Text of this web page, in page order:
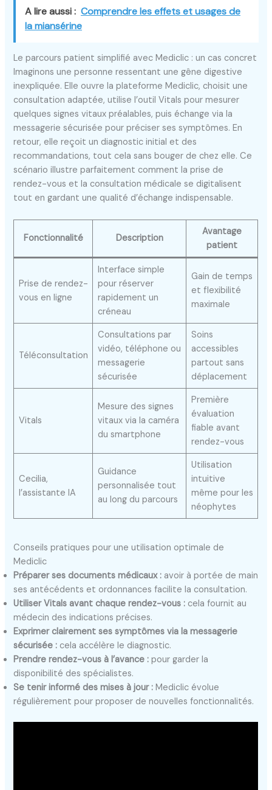
A lire aussi : Comprendre les effets et usages de
la miansérine
Le parcours patient simplifié avec Mediclic : un cas concret
Imaginons une personne ressentant une gêne digestive
inexpliquée. Elle ouvre la plateforme Mediclic, choisit une
consultation adaptée, utilise l’outil Vitals pour mesurer
quelques signes vitaux préalables, puis échange via la
messagerie sécurisée pour préciser ses symptômes. En
retour, elle reçoit un diagnostic initial et des
recommandations, tout cela sans bouger de chez elle. Ce
scénario illustre parfaitement comment la prise de
rendez-vous et la consultation médicale se digitalisent
tout en gardant une qualité d’échange indispensable.
Fonctionnalité Description
Avantage
patient
Prise de rendez-
vous en ligne
Interface simple
pour réserver
rapidement un
créneau
Gain de temps
et flexibilité
maximale
Téléconsultation
Consultations par
vidéo, téléphone ou
messagerie
sécurisée
Soins
accessibles
partout sans
déplacement
Vitals
Mesure des signes
vitaux via la caméra
du smartphone
Première
évaluation
fiable avant
rendez-vous
Cecilia,
l’assistante IA
Guidance
personnalisée tout
au long du parcours
Utilisation
intuitive
même pour les
néophytes
Conseils pratiques pour une utilisation optimale de
Mediclic
Préparer ses documents médicaux : avoir à portée de main
ses antécédents et ordonnances facilite la consultation.
Utiliser Vitals avant chaque rendez-vous : cela fournit au
médecin des indications précises.
Exprimer clairement ses symptômes via la messagerie
sécurisée : cela accélère le diagnostic.
Prendre rendez-vous à l’avance : pour garder la
disponibilité des spécialistes.
Se tenir informé des mises à jour : Mediclic évolue
régulièrement pour proposer de nouvelles fonctionnalités.